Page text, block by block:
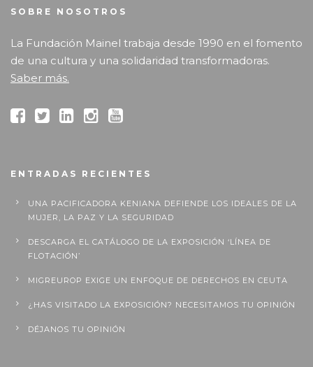
SOBRE NOSOTROS
La Fundación Mainel trabaja desde 1990 en el fomento
de una cultura y una solidaridad transformadoras.
Saber más.
ENTRADAS RECIENTES
UNA PACIFICADORA KENIANA DEFIENDE LOS IDEALES DE LA
MUJER, LA PAZ Y LA SEGURIDAD
DESCARGA EL CATÁLOGO DE LA EXPOSICIÓN ‘LÍNEA DE
FLOTACIÓN’
MIGREUROP EXIGE UN ENFOQUE DE DERECHOS EN CEUTA
¿HAS VISITADO LA EXPOSICIÓN? NECESITAMOS TU OPINIÓN
DÉJANOS TU OPINIÓN